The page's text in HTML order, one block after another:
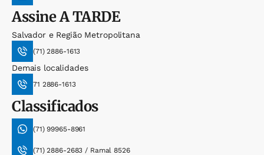
AssineA TARDE
Salvador e Região Metropolitana
(71) 2886-1613
Demais localidades
71 2886-1613
Classificados
(71) 99965-8961
(71) 2886-2683 / Ramal 8526